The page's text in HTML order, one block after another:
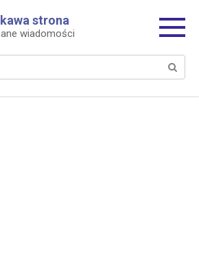
strona
wiadomości